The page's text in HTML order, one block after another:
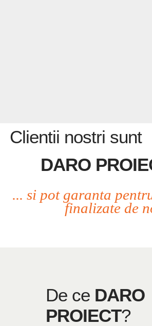
Clientii nostri sunt
DARO
... si pot garanta
finalizate de
De ce DARO
PROIECT?